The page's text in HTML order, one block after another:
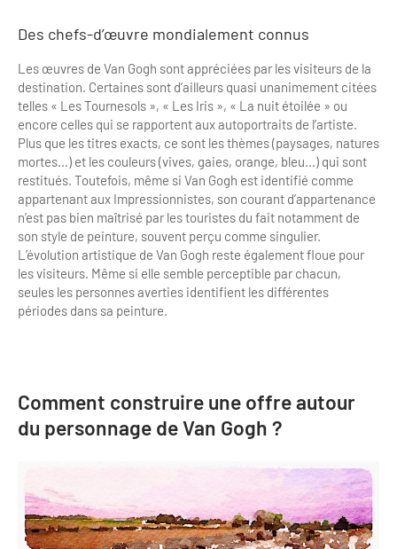
Des chefs-d’œuvre mondialement connus
Les œuvres de Van Gogh sont appréciées par les visiteurs de la
destination. Certaines sont d’ailleurs quasi unanimement citées
telles « Les Tournesols », « Les Iris », « La nuit étoilée » ou
encore celles qui se rapportent aux autoportraits de l’artiste.
Plus que les titres exacts, ce sont les thèmes (paysages, natures
mortes…) et les couleurs (vives, gaies, orange, bleu…) qui sont
restitués. Toutefois, même si Van Gogh est identifié comme
appartenant aux Impressionnistes, son courant d’appartenance
n’est pas bien maîtrisé par les touristes du fait notamment de
son style de peinture, souvent perçu comme singulier.
L’évolution artistique de Van Gogh reste également floue pour
les visiteurs. Même si elle semble perceptible par chacun,
seules les personnes averties identifient les différentes
périodes dans sa peinture.
Comment construire une offre autour
du personnage de Van Gogh ?